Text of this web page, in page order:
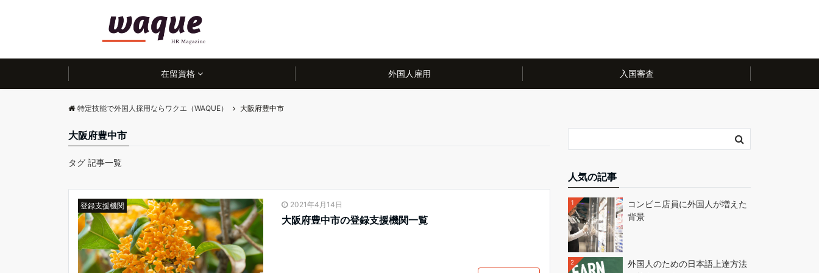
在留資格 外国人雇用 入国審査
特定技能で外国人採用ならワクエ（WAQUE） 大阪府豊中市
大阪府豊中市
タグ 記事一覧
登録支援機関 2021年4月14日
大阪府豊中市の登録支援機関一覧
人気の記事
1
コンビニ店員に外国人が増えた
背景
2
外国人のための日本語上達方法